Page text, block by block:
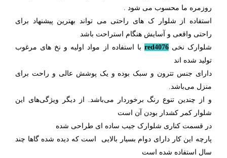
روزمره ما محسوب می شود .
استفاده از شلوار ک های راحتی می تواند بهترین پیشنهاد برای
راحتی واقعی و آسایش هنگام استراحت باشد
شلوارک نخیred4076 با استفاده از مواد اولیه و نخ های مرغوب
تولید شده اند
دارای جنس تترون و سبک بوده و یک پوشش عالی و راحت برای
منزل می‌باشد.
و از چندین تنوع رنگ برخوردار می‌باشد. از دیگر ویژگی‌های این
شلوار کمر کشدار بودن آن است
در قسمت کناری شلوارک جیب ساده ای طراحی شده
پارچه این کار دارای دوام بسیار بالایی است که دیده شده گاها چند
سال استفاده شده است